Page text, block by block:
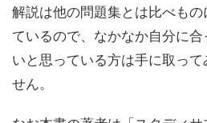
解説は他の問題集とは比べも
ているので、なかなか自分に
いと思っている方は手に取っ
せん。